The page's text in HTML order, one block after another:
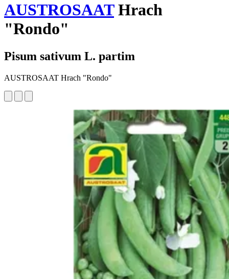
AUSTROSAATHrach
"Rondo"
Pisum sativum L. partim
AUSTROSAAT Hrach "Rondo"